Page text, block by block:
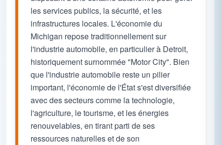
les services publics, la sécurité, et les
infrastructures locales. L'économie du
Michigan repose traditionnellement sur
l'industrie automobile, en particulier à Detroit,
historiquement surnommée "Motor City". Bien
que l'industrie automobile reste un pilier
important, l'économie de l'État s'est diversifiée
avec des secteurs comme la technologie,
l'agriculture, le tourisme, et les énergies
renouvelables, en tirant parti de ses
ressources naturelles et de son